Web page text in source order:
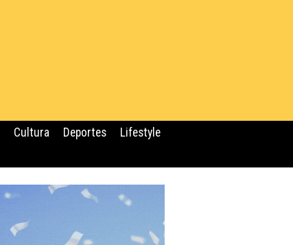
Cultura Deportes
Lifestyle